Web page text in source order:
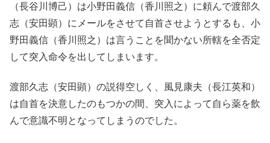
（長谷川博己）は小野田義信（香川照之）に頼んで渡部久
志（安田顕）にメールをさせて自首させようとするも、小
野田義信（香川照之）は言うことを聞かない所轄を全否定
して突入命令を出してしまいます。
渡部久志（安田顕）の説得空しく、風見康夫（長江英和）
は自首を決意したのもつかの間、突入によって自ら薬を飲
んで意識不明となってしまうのでした。